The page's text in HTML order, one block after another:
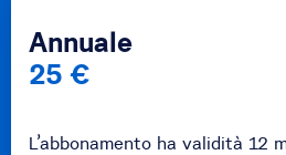
Annuale
25 €
L’abbonamento ha validità 12